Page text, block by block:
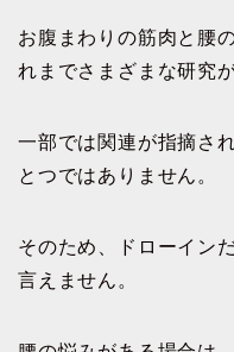
お腹まわりの筋肉と腰
れまでさまざまな研究
一部では関連が指摘さ
とつではありません。
そのため、ドローイン
言えません。